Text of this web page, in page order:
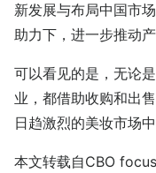
新发展与布局中国市
助力下，进一步推动
可以看见的是，无论
业，都借助收购和出
日趋激烈的美妆市场
本文转载自CBO